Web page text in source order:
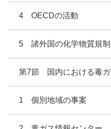
4 OECDの活動
5 諸外国の化学物質規制
第7節 国内における毒ガ
1 個別地域の事案